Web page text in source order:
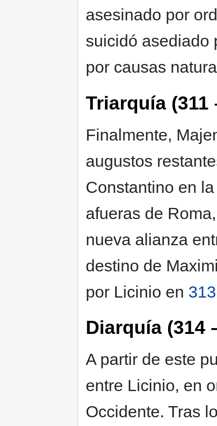
asesinado por
suicidó asediado
por causas
Triarquía (311
Finalmente,
augustos
Constantino en
afueras de
nueva alianza
destino de
por Licinio en 313
Diarquía (314
A partir de este
entre Licinio, en
Occidente. Tras